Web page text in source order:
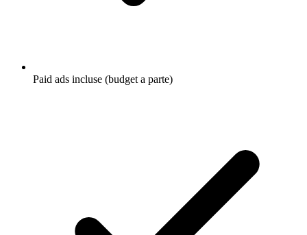
Paid ads incluse (budget a parte)